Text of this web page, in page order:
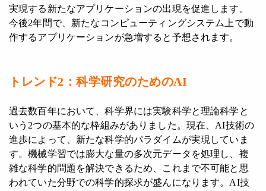
実現する新たなアプリケーションの出現を促進します。
今後2年間で、新たなコンピューティングシステム上で動
作するアプリケーションが急増すると予想されます。
トレンド2： 科学研究のためのAI
過去数百年において、科学界には実験科学と理論科学と
いう2つの基本的な枠組みがありました。現在、AI技術の
進歩によって、新たな科学的パラダイムが実現していま
す。機械学習では膨大な量の多次元データを処理し、複
雑な科学的問題を解決できるため、これまで不可能と思
われていた分野での科学的探求が盛んになります。AI技